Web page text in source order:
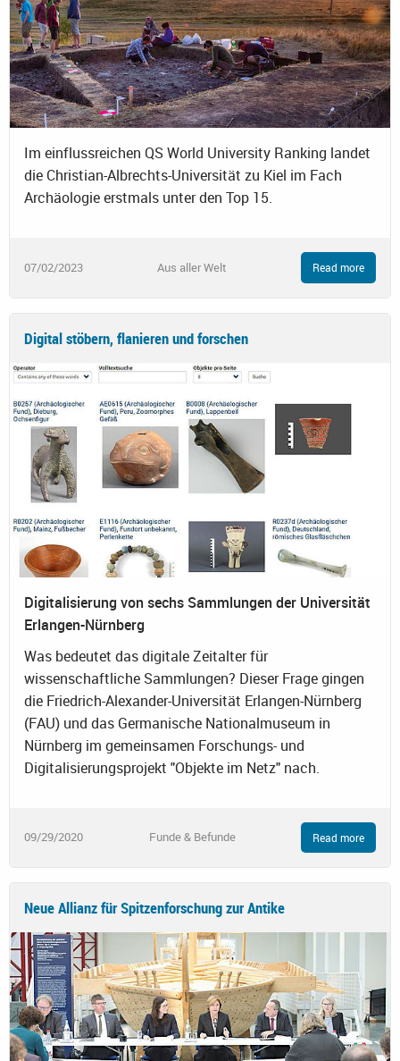
Im einflussreichen QS World University Ranking landet
die Christian-Albrechts-Universität zu Kiel im Fach
Archäologie erstmals unter den Top 15.
07/02/2023 Aus aller Welt Read more
Digital stöbern, flanieren und forschen
Digitalisierung von sechs Sammlungen der Universität
Erlangen-Nürnberg
Was bedeutet das digitale Zeitalter für
wissenschaftliche Sammlungen? Dieser Frage gingen
die Friedrich-Alexander-Universität Erlangen-Nürnberg
(FAU) und das Germanische Nationalmuseum in
Nürnberg im gemeinsamen Forschungs- und
Digitalisierungsprojekt "Objekte im Netz" nach.
09/29/2020 Funde & Befunde Read more
Neue Allianz für Spitzenforschung zur Antike